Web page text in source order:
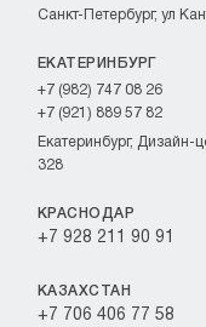
Санкт-Петербург, ул
ЕКАТЕРИНБУРГ
+7 (982) 747 08 26
+7 (921) 889 57 82
Екатеринбург, Дизайн-
328
КРАСНОДАР
+7 928 211 90 91
КАЗАХСТАН
+7 706 406 77 58